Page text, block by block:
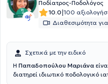
Ποδίατρος-Ποδολόγος
10.0|100
Διαθεσιμότητα
Σχετικά με την ειδικό
Η Παπαδοπούλου Μαριάνα
διατηρεί ιδιωτικό ποδολογικό